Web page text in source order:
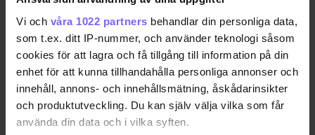
Vi och våra 1022 partners behandlar din personliga data,
som t.ex. ditt IP-nummer, och använder teknologi såsom
cookies för att lagra och få tillgång till information på din
enhet för att kunna tillhandahålla personliga annonser och
innehåll, annons- och innehållsmätning, åskådarinsikter
och produktutveckling. Du kan själv välja vilka som får
använda din data och i vilka syften.
SAMHÄLLE
NÖJE
RESA
QRUISER
ANNONSERA
OM OSS
VANLIGA FRÅGOR OCH SVAR
TIDNINGSARKIV
HÄR FINNS TIDNINGEN